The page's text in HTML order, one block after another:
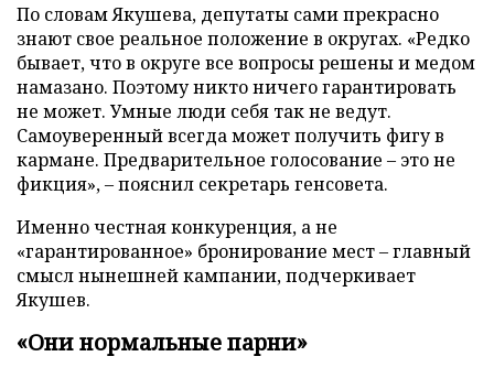
По словам Якушева, депутаты сами прекрасно
знают свое реальное положение в округах. «Редко
бывает, что в округе все вопросы решены и медом
намазано. Поэтому никто ничего гарантировать
не может. Умные люди себя так не ведут.
Самоуверенный всегда может получить фигу в
кармане. Предварительное голосование – это не
фикция», – пояснил секретарь генсовета.
Именно честная конкуренция, а не
«гарантированное» бронирование мест – главный
смысл нынешней кампании, подчеркивает
Якушев.
«Они нормальные парни»